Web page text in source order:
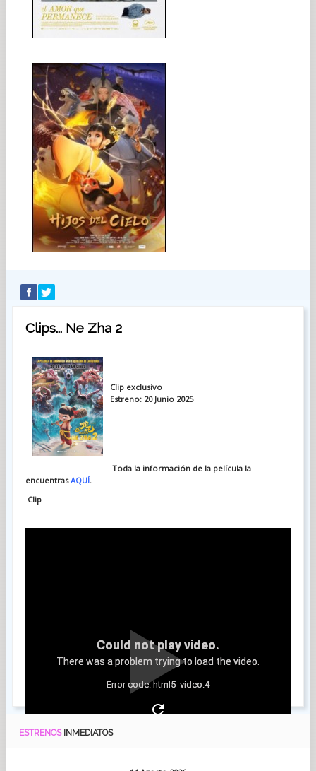
Clips... Ne Zha 2
Clip exclusivo
Estreno: 20 Junio 2025
Toda la información de la película la
encuentrasAQUÍ.
Clip
Could not play video.
There was a problem trying to load the video.
Error code: html5_video:4
ESTRENOS INMEDIATOS